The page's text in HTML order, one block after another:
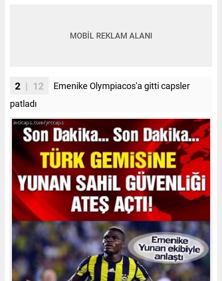
MOBİL REKLAM ALANI
2 | 12
Emenike Olympiacos'a gitti capsler
patladı